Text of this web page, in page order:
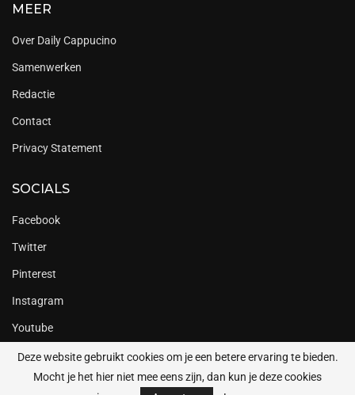
MEER
Over Daily Cappucino
Samenwerken
Redactie
Contact
Privacy Statement
SOCIALS
Facebook
Twitter
Pinterest
Instagram
Youtube
Copyright @2023 Daily Cappuccino
Deze website gebruikt cookies om je een betere ervaring te bieden.
Mocht je het hier niet mee eens zijn, dan kun je deze cookies